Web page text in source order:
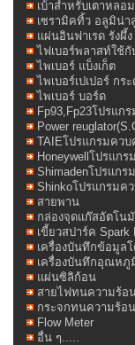
เบ้าสำหรับเตาหลอม
เซรามิคทิ้ว อลูมิน่า
แผ่นอินฟาเรด รังผึ้ง
ไฟเบอร์พลาสท์ใช้กั
ไพเบอร์ แบ็งเก็ต
ไพเบอร์เปเปอร์ กร
ไพเบอร์ บอร์ด
Fp93,Fp23โปรแก
Power
TAIEโปรแกรมควบ
Honeywellโปรแก
Shimadenโปรแกร
Shinkoโปรแกรมค
สายพาน
กล่องจุดแก๊สอัตโน
เขี้ยวสปาร์ค Spark
เครื่องบันทึกข้อมูล
เครื่องบันทึกอุณหภู
แผ่นซิลิก้อน
สายไฟทนความร้อ
กระจกทนความร้อน
Flow Meter
อื่น ๆ.....